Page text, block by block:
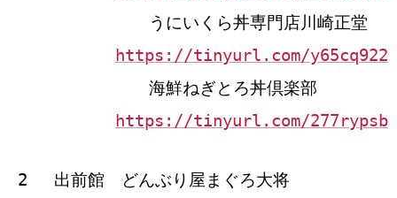
うにいくら丼専門店川崎正堂
https://tinyurl.com/y65cq922
海鮮ねぎとろ丼倶楽部
https://tinyurl.com/277rypsb
2 出前館 どんぶり屋まぐろ大将